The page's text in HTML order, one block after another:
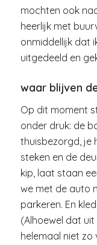
mochten ook
heerlijk met
onmiddellijk dat
uitgedeeld en
waar blijven
Op dit moment
onder druk: de
thuisbezorgd, je
steken en de
kip, laat staan
we met de auto
parkeren. En
(Alhoewel dat
helemaal niet zo